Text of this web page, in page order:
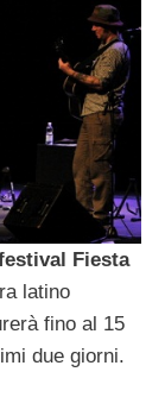
Fiesta
latino
fino al 15
due giorni.